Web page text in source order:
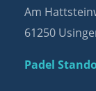
Am
61250
Padel